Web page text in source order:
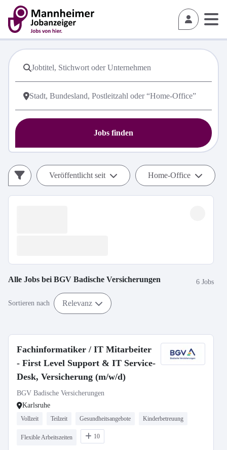
Jobs finden
Veröffentlicht seit Home-Office
Alle Jobs bei BGV Badische Versicherungen 6 Jobs
Sortieren nach Relevanz
Fachinformatiker / IT Mitarbeiter
- First Level Support & IT Service-
Desk, Versicherung (m/w/d)
BGV Badische Versicherungen
Karlsruhe
Vollzeit Teilzeit Gesundheitsangebote Kinderbetreuung
Flexible Arbeitszeiten 10